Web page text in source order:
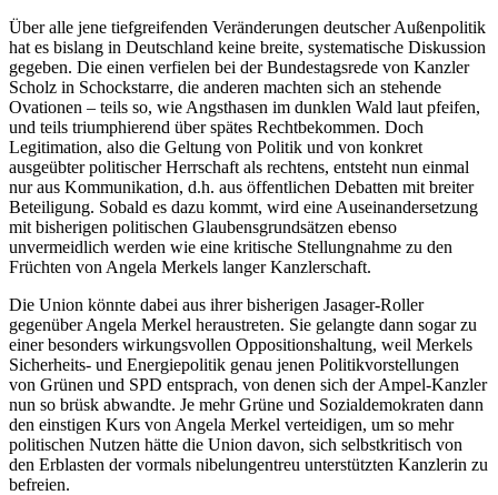
Über alle jene tiefgreifenden Veränderungen deutscher Außenpolitik
hat es bislang in Deutschland keine breite, systematische Diskussion
gegeben. Die einen verfielen bei der Bundestagsrede von Kanzler
Scholz in Schockstarre, die anderen machten sich an stehende
Ovationen – teils so, wie Angsthasen im dunklen Wald laut pfeifen,
und teils triumphierend über spätes Rechtbekommen. Doch
Legitimation, also die Geltung von Politik und von konkret
ausgeübter politischer Herrschaft als rechtens, entsteht nun einmal
nur aus Kommunikation, d.h. aus öffentlichen Debatten mit breiter
Beteiligung. Sobald es dazu kommt, wird eine Auseinandersetzung
mit bisherigen politischen Glaubensgrundsätzen ebenso
unvermeidlich werden wie eine kritische Stellungnahme zu den
Früchten von Angela Merkels langer Kanzlerschaft.
Die Union könnte dabei aus ihrer bisherigen Jasager-Roller
gegenüber Angela Merkel heraustreten. Sie gelangte dann sogar zu
einer besonders wirkungsvollen Oppositionshaltung, weil Merkels
Sicherheits- und Energiepolitik genau jenen Politikvorstellungen
von Grünen und SPD entsprach, von denen sich der Ampel-Kanzler
nun so brüsk abwandte. Je mehr Grüne und Sozialdemokraten dann
den einstigen Kurs von Angela Merkel verteidigen, um so mehr
politischen Nutzen hätte die Union davon, sich selbstkritisch von
den Erblasten der vormals nibelungentreu unterstützten Kanzlerin zu
befreien.